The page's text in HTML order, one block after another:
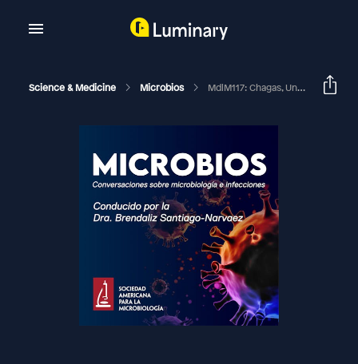
Science & Medicine Microbios MdlM117: Chagas, Una Infección Olvidada...., Por Los Países Industrializados Con Michael Levy